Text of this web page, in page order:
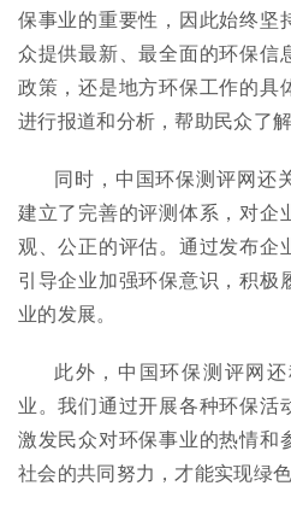
保事业的重要性，因此始终坚
众提供最新、最全面的环保信
政策，还是地方环保工作的具
进行报道和分析，帮助民众了
同时，中国环保测评网还
建立了完善的评测体系，对企
观、公正的评估。通过发布企
引导企业加强环保意识，积极
业的发展。
此外，中国环保测评网
业。我们通过开展各种环保活
激发民众对环保事业的热情和
社会的共同努力，才能实现绿色